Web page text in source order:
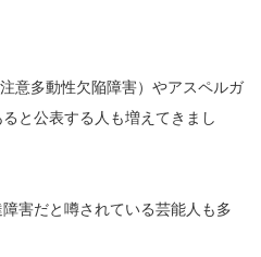
意多動性欠陥障害）やアスペルガ
と公表する人も増えてきまし
害だと噂されている芸能人も多